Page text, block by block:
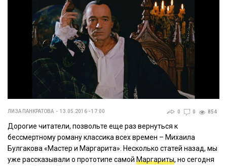
ЛИЗА ПАНКРАТОВА 13.05.2016 - 17:00 0 0 854
Дорогие читатели, позвольте еще раз вернуться к
бессмертному роману классика всех времен – Михаила
Булгакова «Мастер и Маргарита». Несколько статей назад, мы
уже рассказывали о прототипе самой Маргариты, но сегодня